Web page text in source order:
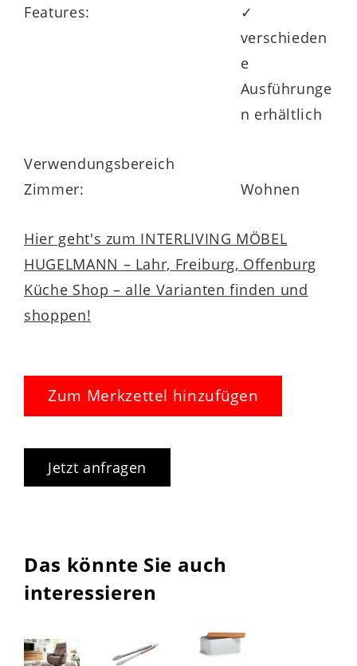
Features:
✓
verschieden
e
Ausführunge
n erhältlich
Verwendungsbereich
Zimmer:
Wohnen
Hier geht's zum INTERLIVING MÖBEL
HUGELMANN – Lahr, Freiburg, Offenburg
Küche Shop – alle Varianten finden und
shoppen!
Zum Merkzettel hinzufügen
Jetzt anfragen
Das könnte Sie auch
interessieren